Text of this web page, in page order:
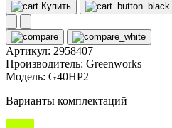
Купить
Артикул: 2958407
Производитель: Greenworks
Модель: G40HP2
Варианты комплектаций